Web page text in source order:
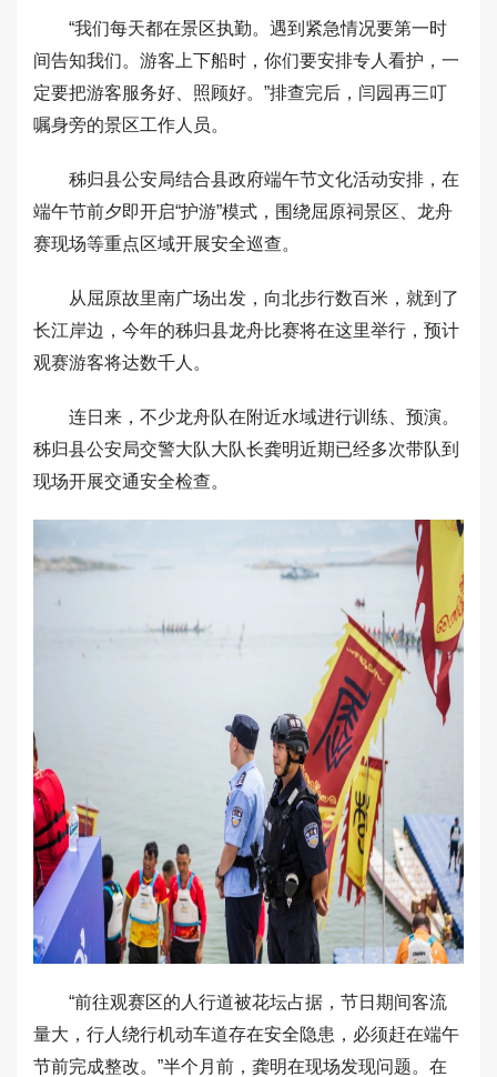
“我们每天都在景区执勤。遇到紧急情况要第一时
间告知我们。游客上下船时，你们要安排专人看护，一
定要把游客服务好、照顾好。”排查完后，闫园再三叮
嘱身旁的景区工作人员。
秭归县公安局结合县政府端午节文化活动安排，在
端午节前夕即开启“护游”模式，围绕屈原祠景区、龙舟
赛现场等重点区域开展安全巡查。
从屈原故里南广场出发，向北步行数百米，就到了
长江岸边，今年的秭归县龙舟比赛将在这里举行，预计
观赛游客将达数千人。
连日来，不少龙舟队在附近水域进行训练、预演。
秭归县公安局交警大队大队长龚明近期已经多次带队到
现场开展交通安全检查。
“前往观赛区的人行道被花坛占据，节日期间客流
量大，行人绕行机动车道存在安全隐患，必须赶在端午
节前完成整改。”半个月前，龚明在现场发现问题。在